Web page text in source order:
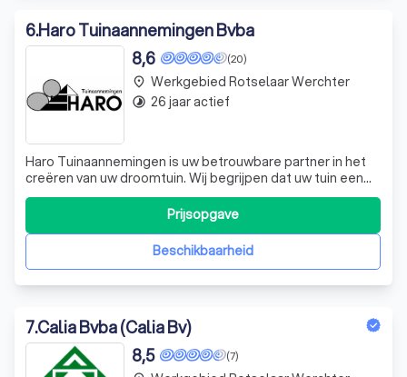
6.Haro Tuinaannemingen Bvba
(20)
8,6
Haro Tuinaannemingen is uw betrouwbare partner in het
creëren van uw droomtuin. Wij begrijpen dat uw tuin een
plek is waar u wilt ontspannen, genieten en mooie
momenten wilt delen met uw dierbaren. Daarom zetten
wij ons in om uw visie tot leven te brengen, of het nu gaat
om een kleine aanpassing ofBeschikbaarheid
Prijsopgave
place Werkgebied Rotselaar Werchter
timelapse 26 jaar actief
7.Calia Bvba (Calia Bv)
(7)
8,5